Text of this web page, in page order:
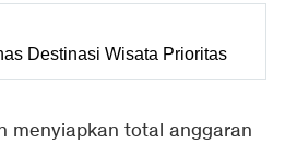
Destinasi Wisata Prioritas
menyiapkan total anggaran